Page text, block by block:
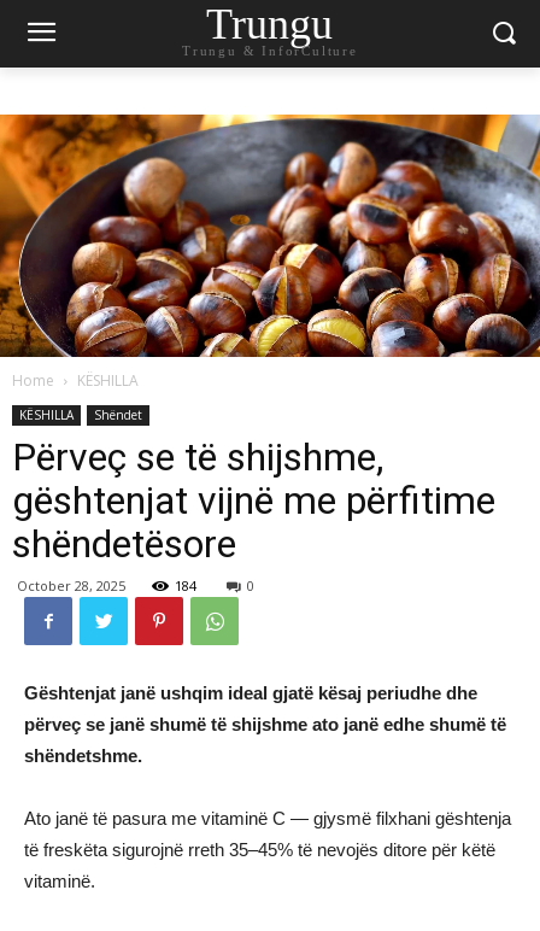
Trungu
Trungu & InforCulture
Home KËSHILLA
KËSHILLA Shëndet
Përveç se të shijshme,
gështenjat vijnë me përfitime
shëndetësore
October 28, 2025 184 0
Gështenjat janë ushqim ideal gjatë kësaj periudhe dhe
përveç se janë shumë të shijshme ato janë edhe shumë të
shëndetshme.
Ato janë të pasura me vitaminë C — gjysmë filxhani gështenja
të freskëta sigurojnë rreth 35–45% të nevojës ditore për këtë
vitaminë.